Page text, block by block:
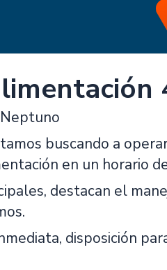
buscando a
en un horario
destacan el
disposición